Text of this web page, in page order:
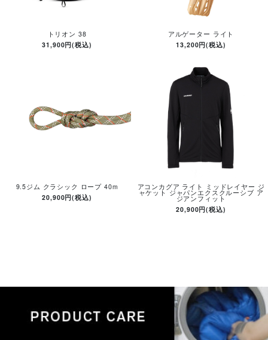
トリオン 38
31,900円(税込)
アルゲーター ライト
13,200円(税込)
9.5ジム クラシック ロープ 40m
20,900円(税込)
アコンカグア ライト ミッドレイヤー ジ
ャケット ジャパンエクスクルーシブ ア
ジアンフィット
20,900円(税込)